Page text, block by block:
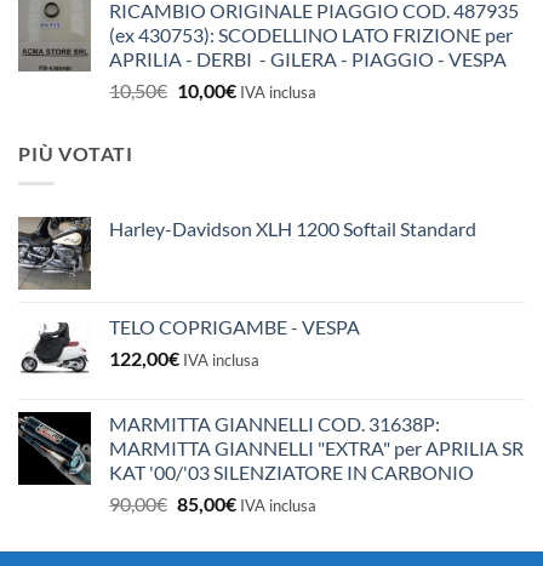
RICAMBIO ORIGINALE PIAGGIO COD. 487935
(ex 430753): SCODELLINO LATO FRIZIONE per
APRILIA - DERBI - GILERA - PIAGGIO - VESPA
10,50€ Il
10,00€IlIVA inclusa
PIÙ VOTATI
Harley-Davidson XLH 1200 Softail Standard
TELO COPRIGAMBE - VESPA
122,00€ IVA inclusa
MARMITTA GIANNELLI COD. 31638P:
MARMITTA GIANNELLI "EXTRA" per APRILIA SR
KAT '00/'03 SILENZIATORE IN CARBONIO
90,00€ Il
originale
85,00€Il
attuale
IVA inclusa